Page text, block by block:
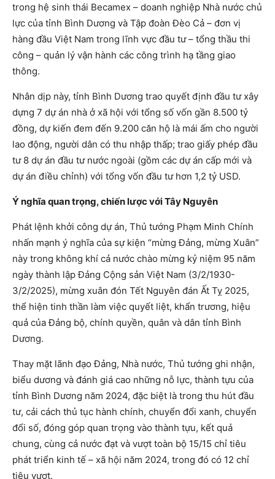
trong hệ sinh thái Becamex – doanh nghiệp Nhà nước chủ
lực của tỉnh Bình Dương và Tập đoàn Đèo Cả – đơn vị
hàng đầu Việt Nam trong lĩnh vực đầu tư – tổng thầu thi
công – quản lý vận hành các công trình hạ tầng giao
thông.
Nhân dịp này, tỉnh Bình Dương trao quyết định đầu tư xây
dựng 7 dự án nhà ở xã hội với tổng số vốn gần 8.500 tỷ
đồng, dự kiến đem đến 9.200 căn hộ là mái ấm cho người
lao động, người dân có thu nhập thấp; trao giấy phép đầu
tư 8 dự án đầu tư nước ngoài (gồm các dự án cấp mới và
dự án điều chỉnh) với tổng vốn đầu tư hơn 1,2 tỷ USD.
Ý nghĩa quan trọng, chiến lược với Tây Nguyên
Phát lệnh khởi công dự án, Thủ tướng Phạm Minh Chính
nhấn mạnh ý nghĩa của sự kiện “mừng Đảng, mừng Xuân”
này trong không khí cả nước chào mừng kỷ niệm 95 năm
ngày thành lập Đảng Cộng sản Việt Nam (3/2/1930-
3/2/2025), mừng xuân đón Tết Nguyên đán Ất Tỵ 2025,
thể hiện tinh thần làm việc quyết liệt, khẩn trương, hiệu
quả của Đảng bộ, chính quyền, quân và dân tỉnh Bình
Dương.
Thay mặt lãnh đạo Đảng, Nhà nước, Thủ tướng ghi nhận,
biểu dương và đánh giá cao những nỗ lực, thành tựu của
tỉnh Bình Dương năm 2024, đặc biệt là trong thu hút đầu
tư, cải cách thủ tục hành chính, chuyển đổi xanh, chuyển
đổi số, đóng góp quan trọng vào thành tựu, kết quả
chung, cùng cả nước đạt và vượt toàn bộ 15/15 chỉ tiêu
phát triển kinh tế – xã hội năm 2024, trong đó có 12 chỉ
tiêu vượt.